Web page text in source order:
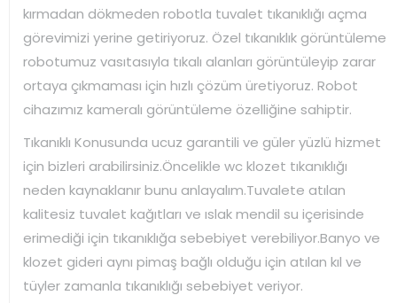
kırmadan dökmeden robotla tuvalet tıkanıklığı açma
görevimizi yerine getiriyoruz. Özel tıkanıklık görüntüleme
robotumuz vasıtasıyla tıkalı alanları görüntüleyip zarar
ortaya çıkmaması için hızlı çözüm üretiyoruz. Robot
cihazımız kameralı görüntüleme özelliğine sahiptir.
Tıkanıklı Konusunda ucuz garantili ve güler yüzlü hizmet
için bizleri arabilirsiniz.Öncelikle wc klozet tıkanıklığı
neden kaynaklanır bunu anlayalım.Tuvalete atılan
kalitesiz tuvalet kağıtları ve ıslak mendil su içerisinde
erimediği için tıkanıklığa sebebiyet verebiliyor.Banyo ve
klozet gideri aynı pimaş bağlı olduğu için atılan kıl ve
tüyler zamanla tıkanıklığı sebebiyet veriyor.